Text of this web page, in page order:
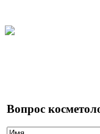
Вопрос